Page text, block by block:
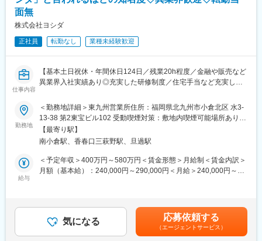
面無
株式会社ヨシダ
正社員 転勤なし 業種未経験歓迎
仕事内容
【基本土日祝休・年間休日124日／残業20h程度／金融や販売など
異業界入社実績あり◎充実した研修制度／住宅手当など充実した
【業務内容】
■担当エリア内の歯科医院・代理店様へ、歯科医院で使用する診療
台（ユニット）や各種機器の導入を提案・支援していただきま
す。
製品の提案から設置・メンテナンスのアフターサービスまで、チ
ーム全体で協力しながら対応いただきます。
■各製品ごとの専任者や修理担当が在籍しており、専門知識はバッ
しますが、夜間・休日の緊急対応は無く、基本勤務時間内での対
応となります。
勤務地
＜勤務地詳細＞東九州営業所住所：福岡県北九州市小倉北区 水3-
13-38 第2東宝ビル102 受動喫煙対策：敷地内喫煙可能場所あり変
更の範囲：会社の定める事業所
【最寄り駅】
南小倉駅、香春口三萩野駅、旦過駅
給与
＜予定年収＞400万円～580万円＜賃金形態＞月給制＜賃金内訳＞
月額（基本給）：240,000円～290,000円＜月給＞240,000円～
年収例年収880万円（40代前半・マネージャー）年収670万円
（30代後半・係長）年収560万円（30代前半・主任）賃金はあく
までも目安の金額であり、選考を通じて上下する可能性がありま
気になる 応募依頼する
（エージェントサービス）